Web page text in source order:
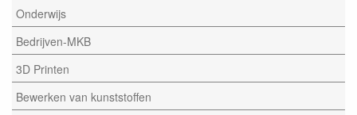
Onderwijs
Bedrijven-MKB
3D Printen
Bewerken van kunststoffen